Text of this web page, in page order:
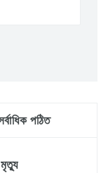
পঠিত
মৃত্যু